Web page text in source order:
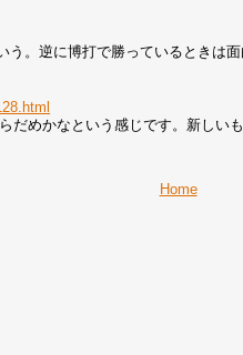
。逆に博打で勝っているときは
だめかなという感じです。新しい
Home